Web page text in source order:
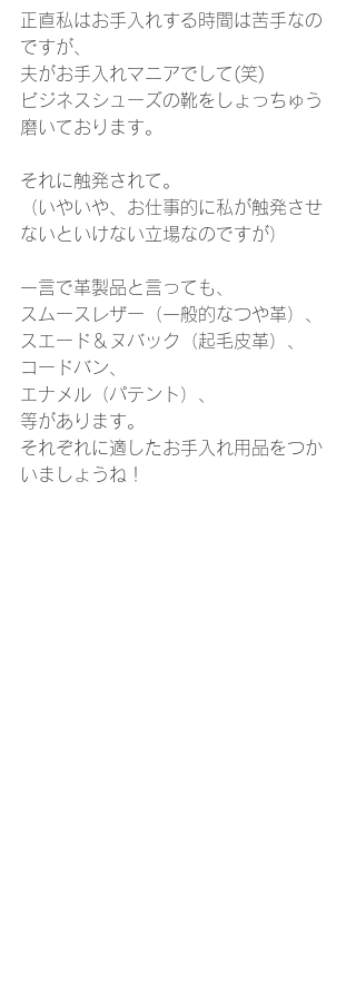
正直私はお手入れする時間は苦手なの
ですが、
夫がお手入れマニアでして(笑)
ビジネスシューズの靴をしょっちゅう
磨いております。
それに触発されて。
（いやいや、お仕事的に私が触発させ
ないといけない立場なのですが）
一言で革製品と言っても、
スムースレザー（一般的なつや革）、
スエード＆ヌバック（起毛皮革）、
コードバン、
エナメル（パテント）、
等があります。
それぞれに適したお手入れ用品をつか
いましょうね！